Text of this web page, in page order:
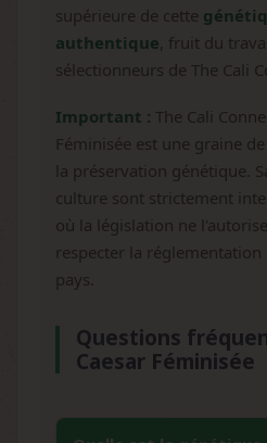
supérieure de cette
authentique , fruit du
sélectionneurs de The Cali
Important : The Cali
Féminisée est une graine
la préservation génétique.
culture sont strictement
où la législation ne
respecter la
pays.
Questions
Caesar Féminisée